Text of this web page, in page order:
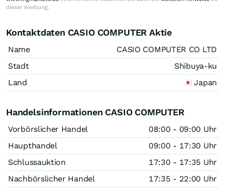
dieser Werbung.
Kontaktdaten CASIO COMPUTER Aktie
Name
CASIO COMPUTER CO LTD
Stadt
Shibuya-ku
Land
Japan
Handelsinformationen CASIO COMPUTER
Vorbörslicher Handel
08:00 - 09:00 Uhr
Haupthandel
09:00 - 17:30 Uhr
Schlussauktion
17:30 - 17:35 Uhr
Nachbörslicher Handel
17:35 - 22:00 Uhr